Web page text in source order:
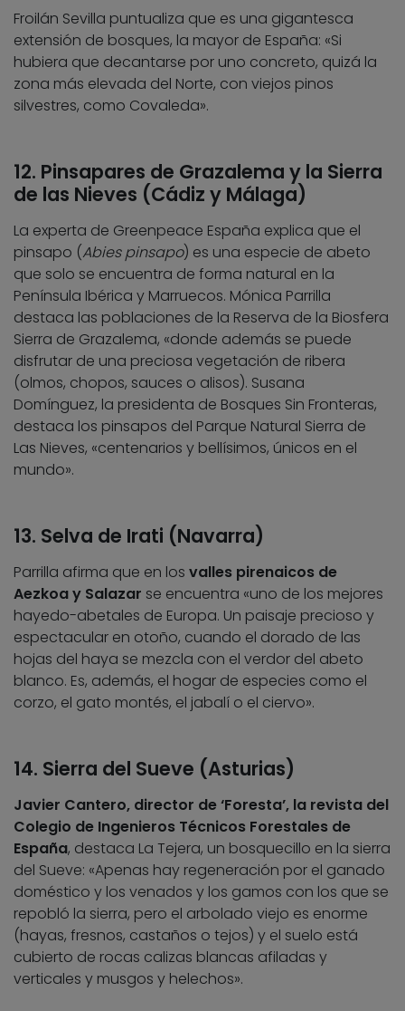
Froilán Sevilla puntualiza que es una gigantesca
extensión de bosques, la mayor de España: «Si
hubiera que decantarse por uno concreto, quizá la
zona más elevada del Norte, con viejos pinos
silvestres, como Covaleda».
12. Pinsapares de Grazalema y la Sierra
de las Nieves (Cádiz y Málaga)
La experta de Greenpeace España explica que el
pinsapo (Abies pinsapo) es una especie de abeto
que solo se encuentra de forma natural en la
Península Ibérica y Marruecos. Mónica Parrilla
destaca las poblaciones de la Reserva de la Biosfera
Sierra de Grazalema, «donde además se puede
disfrutar de una preciosa vegetación de ribera
(olmos, chopos, sauces o alisos). Susana
Domínguez, la presidenta de Bosques Sin Fronteras,
destaca los pinsapos del Parque Natural Sierra de
Las Nieves, «centenarios y bellísimos, únicos en el
mundo».
13. Selva de Irati (Navarra)
Parrilla afirma que en los valles pirenaicos de
Aezkoa y Salazar se encuentra «uno de los mejores
hayedo-abetales de Europa. Un paisaje precioso y
espectacular en otoño, cuando el dorado de las
hojas del haya se mezcla con el verdor del abeto
blanco. Es, además, el hogar de especies como el
corzo, el gato montés, el jabalí o el ciervo».
14. Sierra del Sueve (Asturias)
Javier Cantero, director de ‘Foresta’, la revista del
Colegio de Ingenieros Técnicos Forestales de
España, destaca La Tejera, un bosquecillo en la sierra
del Sueve: «Apenas hay regeneración por el ganado
doméstico y los venados y los gamos con los que se
repobló la sierra, pero el arbolado viejo es enorme
(hayas, fresnos, castaños o tejos) y el suelo está
cubierto de rocas calizas blancas afiladas y
verticales y musgos y helechos».